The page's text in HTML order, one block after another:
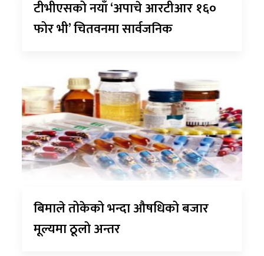
टीभीएसको नयाँ ‘अपाचे आरटीआर १६०
फोर भी’ चितवनमा सार्वजनिक
बिमाले तोकेको भन्दा औषधिको बजार
मूल्यमा ठूलो अन्तर